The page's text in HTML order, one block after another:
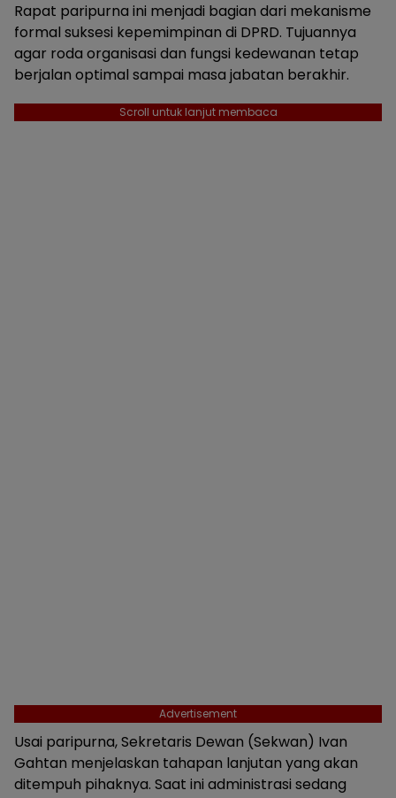
Rapat paripurna ini menjadi bagian dari mekanisme
formal suksesi kepemimpinan di DPRD. Tujuannya
agar roda organisasi dan fungsi kedewanan tetap
berjalan optimal sampai masa jabatan berakhir.
Scroll untuk lanjut membaca
Advertisement
Usai paripurna, Sekretaris Dewan (Sekwan) Ivan
Gahtan menjelaskan tahapan lanjutan yang akan
ditempuh pihaknya. Saat ini administrasi sedang